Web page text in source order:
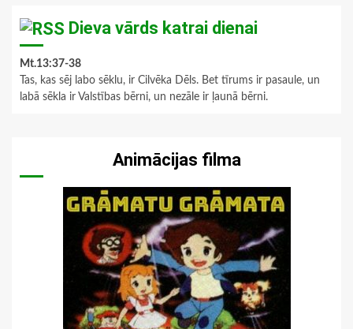
Dieva vārds katrai dienai
Mt.13:37-38
Tas, kas sēj labo sēklu, ir Cilvēka Dēls. Bet tīrums ir pasaule, un
labā sēkla ir Valstības bērni, un nezāle ir ļaunā bērni.
Animācijas filma